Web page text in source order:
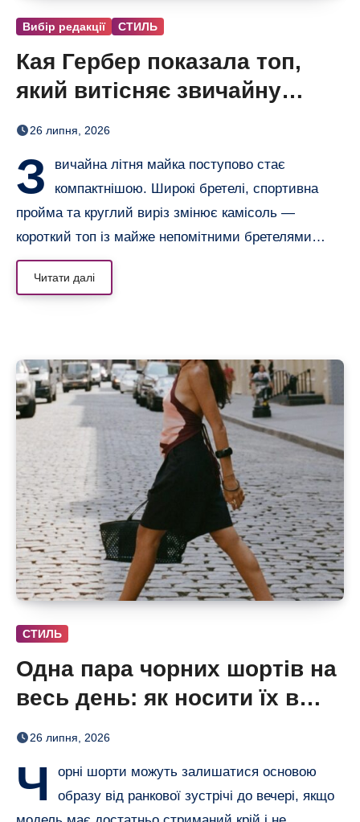
Вибір редакції СТИЛЬ
Кая Гербер показала топ,
який витісняє звичайну
майку: повернулися тонкі
26 липня, 2026
З
вичайна літня майка поступово стає
компактнішою. Широкі бретелі, спортивна
пройма та круглий виріз змінює камісоль —
короткий топ із майже непомітними бретелями…
Читати далі
СТИЛЬ
Одна пара чорних шортів на
весь день: як носити їх в
офіс і на вечерю
26 липня, 2026
Ч
орні шорти можуть залишатися основою
образу від ранкової зустрічі до вечері, якщо